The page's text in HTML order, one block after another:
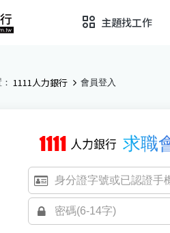
主題找工作
1111人力銀行 會員登入
求職